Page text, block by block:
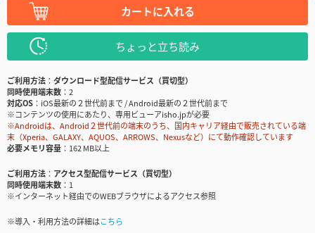
カートに入れる
ちょっと立ち読み
ご利用方法
ダウンロード型配信サービス（買切型）
同時使用端末数
2
対応OS
iOS最新の２世代前まで / Android最新の２世代前まで
※コンテンツの使用にあたり、専用ビューアisho.jpが必要
※Androidは、Android２世代前の端末のうち、国内キャリア経由で販売されている端
末（Xperia、GALAXY、AQUOS、ARROWS、Nexusなど）にて動作確認しています
必要メモリ容量
162 MB以上
ご利用方法
アクセス型配信サービス（買切型）
同時使用端末数
1
※インターネット経由でのWEBブラウザによるアクセス参照
※導入・利用方法の詳細はこちら